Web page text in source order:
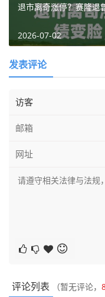
退市离奇涨停？赛隆退
2026-07-02
发表评论
评论列表 （暂无评论，